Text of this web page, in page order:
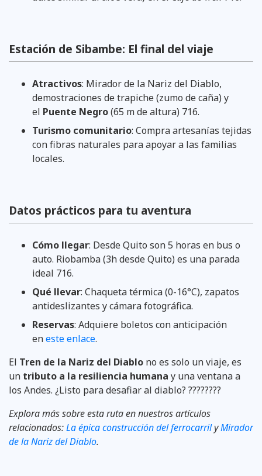
Estación de Sibambe: El final del viaje
Atractivos: Mirador de la Nariz del Diablo,
demostraciones de trapiche (zumo de caña) y
el Puente Negro(65 m de altura) 716.
Turismo comunitario: Compra artesanías tejidas
con fibras naturales para apoyar a las familias
locales.
Datos prácticos para tu aventura
Cómo llegar: Desde Quito son 5 horas en bus o
auto. Riobamba (3h desde Quito) es una parada
ideal 716.
Qué llevar: Chaqueta térmica (0-16°C), zapatos
antideslizantes y cámara fotográfica.
Reservas: Adquiere boletos con anticipación
eneste enlace.
El Tren de la Nariz del Diablo no es solo un viaje, es
un tributo a la resiliencia humana y una ventana a
los Andes. ¿Listo para desafiar al diablo? ????????
Explora más sobre esta ruta en nuestros artículos
relacionados:La épica construcción del ferrocarrilyMirador
de la Nariz del Diablo.